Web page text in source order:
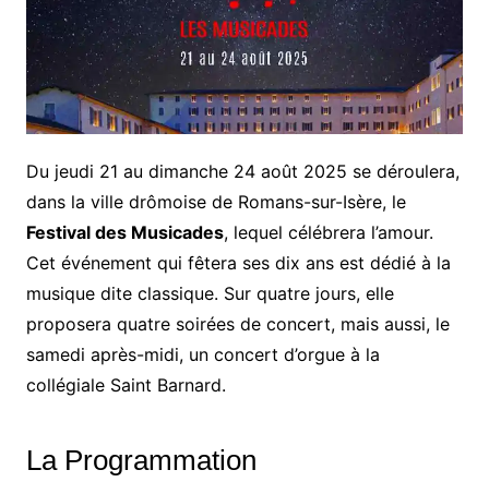
Du jeudi 21 au dimanche 24 août 2025 se déroulera,
dans la ville drômoise de Romans-sur-Isère, le
Festival des Musicades, lequel célébrera l’amour.
Cet événement qui fêtera ses dix ans est dédié à la
musique dite classique. Sur quatre jours, elle
proposera quatre soirées de concert, mais aussi, le
samedi après-midi, un concert d’orgue à la
collégiale Saint Barnard.
La Programmation